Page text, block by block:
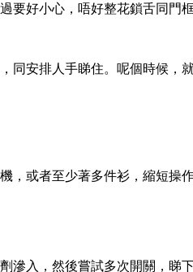
要好小心，唔好整花鎖舌同門框
同安排人手睇住。呢個時候，
，或者至少著多件衫，縮短操作
滲入，然後嘗試多次開關，睇